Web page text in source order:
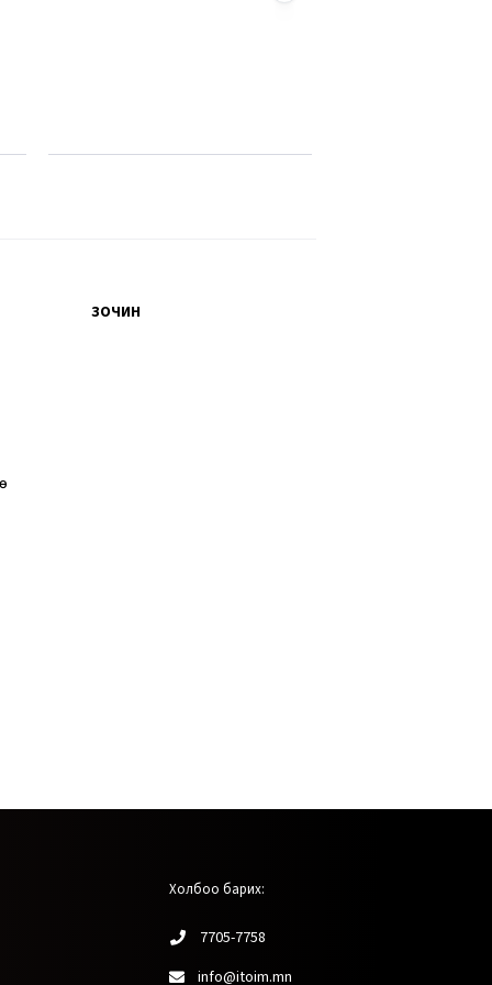
ЗОЧИН
Холбоо барих:
7705-7758
info@itoim.mn